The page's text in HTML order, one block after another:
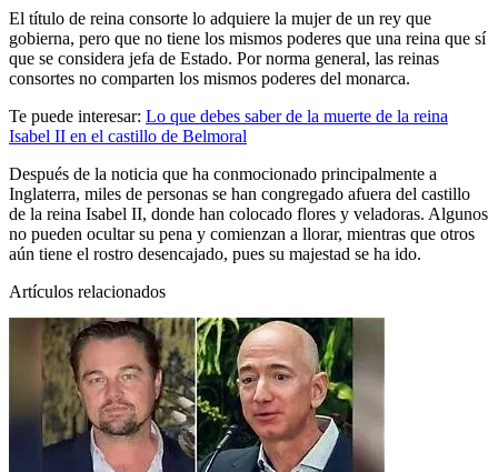
El título de reina consorte lo adquiere la mujer de un rey que
gobierna, pero que no tiene los mismos poderes que una reina que sí
que se considera jefa de Estado. Por norma general, las reinas
consortes no comparten los mismos poderes del monarca.
Te puede interesar: Lo que debes saber de la muerte de la reina
Isabel II en el castillo de Belmoral
Después de la noticia que ha conmocionado principalmente a
Inglaterra, miles de personas se han congregado afuera del castillo
de la reina Isabel II, donde han colocado flores y veladoras. Algunos
no pueden ocultar su pena y comienzan a llorar, mientras que otros
aún tiene el rostro desencajado, pues su majestad se ha ido.
Artículos relacionados